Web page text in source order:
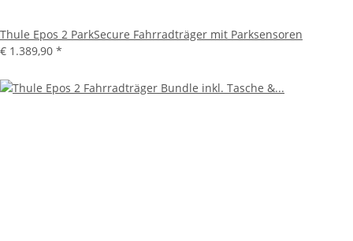
Thule Epos 2 ParkSecure Fahrradträger mit Parksensoren
€ 1.389,90 *